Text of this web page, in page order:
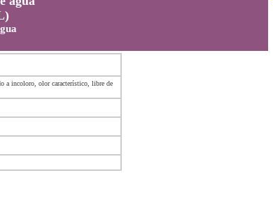
a incoloro, olor característico, libre de